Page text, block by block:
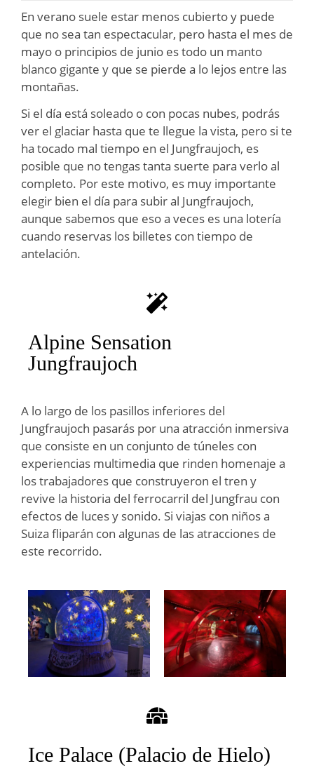
En verano suele estar menos cubierto y puede
que no sea tan espectacular, pero hasta el mes de
mayo o principios de junio es todo un manto
blanco gigante y que se pierde a lo lejos entre las
montañas.
Si el día está soleado o con pocas nubes, podrás
ver el glaciar hasta que te llegue la vista, pero si te
ha tocado mal tiempo en el Jungfraujoch, es
posible que no tengas tanta suerte para verlo al
completo. Por este motivo, es muy importante
elegir bien el día para subir al Jungfraujoch,
aunque sabemos que eso a veces es una lotería
cuando reservas los billetes con tiempo de
antelación.
Alpine Sensation
Jungfraujoch
A lo largo de los pasillos inferiores del
Jungfraujoch pasarás por una atracción inmersiva
que consiste en un conjunto de túneles con
experiencias multimedia que rinden homenaje a
los trabajadores que construyeron el tren y
revive la historia del ferrocarril del Jungfrau con
efectos de luces y sonido. Si viajas con niños a
Suiza fliparán con algunas de las atracciones de
este recorrido.
Ice Palace (Palacio de Hielo)